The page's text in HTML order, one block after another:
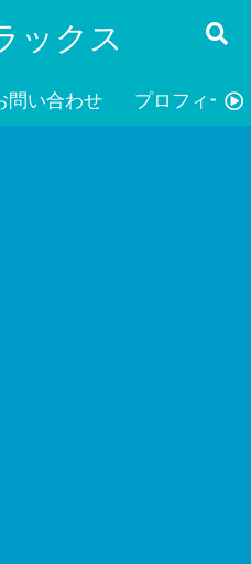
ックス
問い合わせ プロフィール